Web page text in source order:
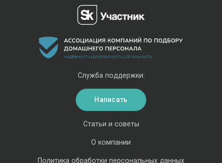
Статьи и советы
О компании
Политика обработки персональных данных
Служба поддержки:
Написать